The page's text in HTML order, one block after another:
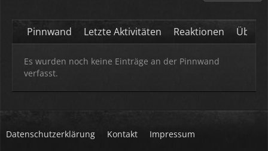
Pinnwand Letzte Aktivitäten Reaktionen Über
Es wurden noch keine Einträge an der Pinnwand
verfasst.
Datenschutzerklärung Kontakt Impressum